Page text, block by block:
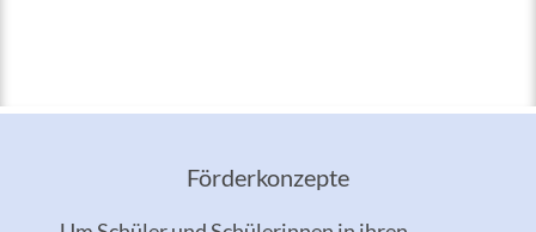
Förderkonzepte